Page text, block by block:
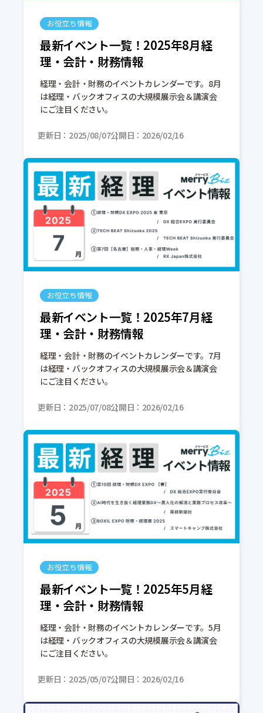
お役立ち情報
最新イベント一覧！2025年8月経
理・会計・財務情報
経理・会計・財務のイベントカレンダーです。8月
は経理・バックオフィスの大規模展示会＆講演会
にご注目ください。
更新日 2025/08/07公開日 2026/02/16
お役立ち情報
最新イベント一覧！2025年7月経
理・会計・財務情報
経理・会計・財務のイベントカレンダーです。7月
は経理・バックオフィスの大規模展示会＆講演会
にご注目ください。
更新日 2025/07/08公開日 2026/02/16
お役立ち情報
最新イベント一覧！2025年5月経
理・会計・財務情報
経理・会計・財務のイベントカレンダーです。5月
は経理・バックオフィスの大規模展示会＆講演会
にご注目ください。
更新日 2025/05/07公開日 2026/02/16